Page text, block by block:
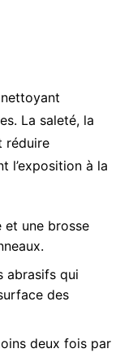
La saleté, la
réduire
l’exposition à la
et une brosse
abrasifs qui
des
deux fois par